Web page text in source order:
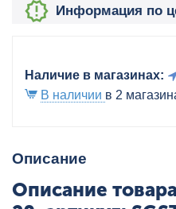
Информация по
Наличие в магазинах:
В наличии в 2
Описание
Описание